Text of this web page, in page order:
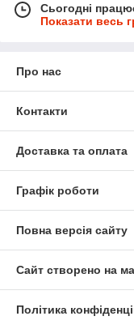
Сьогодні
Показати весь
Про нас
Контакти
Доставка та оплата
Графік роботи
Повна версія сайту
Сайт створено на
Політика